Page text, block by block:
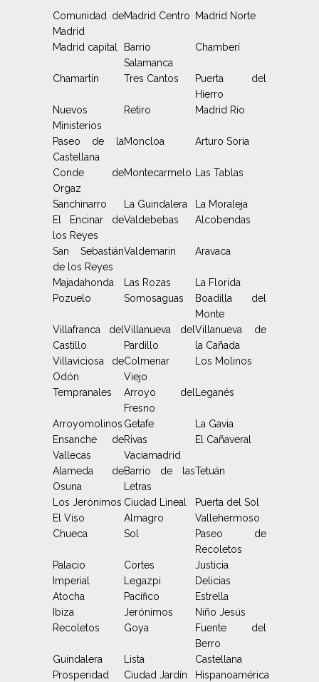
Comunidad de
Madrid
Madrid Centro Madrid Norte
Madrid capital
Barrio
Salamanca
Chamberí
Chamartín Tres Cantos
Puerta del
Hierro
Nuevos
Ministerios
Retiro Madrid Río
Paseo de la
Castellana
Moncloa Arturo Soria
Conde de
Orgaz
Montecarmelo Las Tablas
Sanchinarro La Guindalera
La Moraleja
El Encinar de
los Reyes
Valdebebas Alcobendas
San Sebastián
de los Reyes
Valdemarín Aravaca
Majadahonda Las Rozas
La Florida
Pozuelo
Somosaguas
Boadilla del
Monte
Villafranca del
Castillo
Villanueva del
Pardillo
Villanueva de
la Cañada
Villaviciosa de
Odón
Colmenar
Viejo
Los Molinos
Tempranales
Arroyo del
Fresno
Leganés
Arroyomolinos Getafe
La Gavia
Ensanche de
Vallecas
Rivas
Vaciamadrid
El Cañaveral
Alameda de
Osuna
Barrio de las
Letras
Tetuán
Los Jerónimos Ciudad Lineal
Puerta del Sol
El Viso
Almagro
Vallehermoso
Chueca
Sol
Paseo de
Recoletos
Palacio
Cortes
Justicia
Imperial
Legazpi
Delicias
Atocha
Pacífico
Estrella
Ibiza
Jerónimos
Niño Jesús
Recoletos
Goya
Fuente del
Berro
Guindalera
Lista
Castellana
Prosperidad
Ciudad Jardín
Hispanoamérica